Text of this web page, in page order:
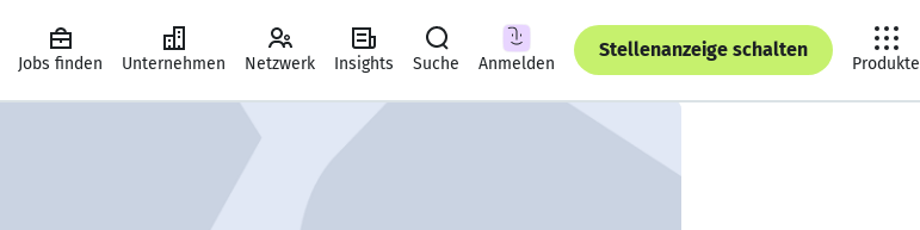
Jobs finden Unternehmen Netzwerk Insights Suche Anmelden
Stellenanzeige schalten
Produkte